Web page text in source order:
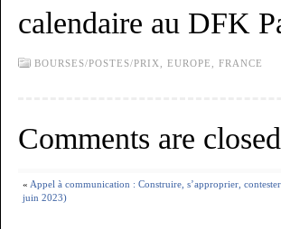
calendaire au DFK
BOURSES/POSTES/PRIX, EUROPE, FRANCE
Comments are
« Appel à communication : Construire, s’approprier,
juin 2023)